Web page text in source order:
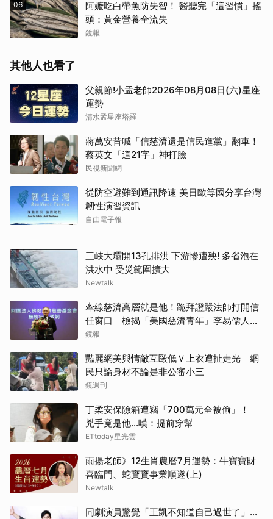
06
阿嬤吃白帶魚防失智！ 醫聽完「這習慣」搖
頭：黃金營養全流失
鏡報
其他人也看了
父親節!小孟老師2026年08月08日(六)星座
運勢
清水孟星座塔羅
蔣萬安昔喊「信慈濟還是信民進黨」翻車！
蔡英文「這21字」神打臉
民視新聞網
從防空避難到通訊降速 美日歐等國分享台灣
韌性演習資訊
自由電子報
三峽大壩開13孔排洪 下游慘遭殃! 多省泡在
洪水中 受災範圍擴大
Newtalk
牽線慈濟高層就是他！跪拜證嚴法師打開信
任窗口 檢揭「美國慈濟青年」李易儒人脈
網絡
鏡報
豔麗網美與情敵互毆低Ｖ上衣遭扯走光 網
民只論身材不論是非公審小三
鏡週刊
丁柔安保險箱遭竊「700萬元全被偷」！
兇手竟是他...嘆：提前穿幫
ETtoday星光雲
雨揚老師》12生肖農曆7月運勢：牛寶寶財
喜臨門、蛇寶寶事業順遂(上)
Newtalk
同劇演員驚覺「王凱不知道自己過世了」...